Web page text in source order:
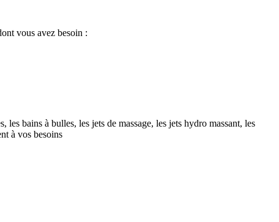
vous avez besoin :
bains à bulles, les jets de massage, les jets hydro massant, les
à vos besoins